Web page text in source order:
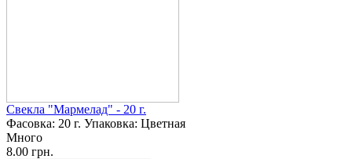
Свекла "Мармелад" - 20 г.
Фасовка: 20 г. Упаковка: Цветная
Много
8.00 грн.